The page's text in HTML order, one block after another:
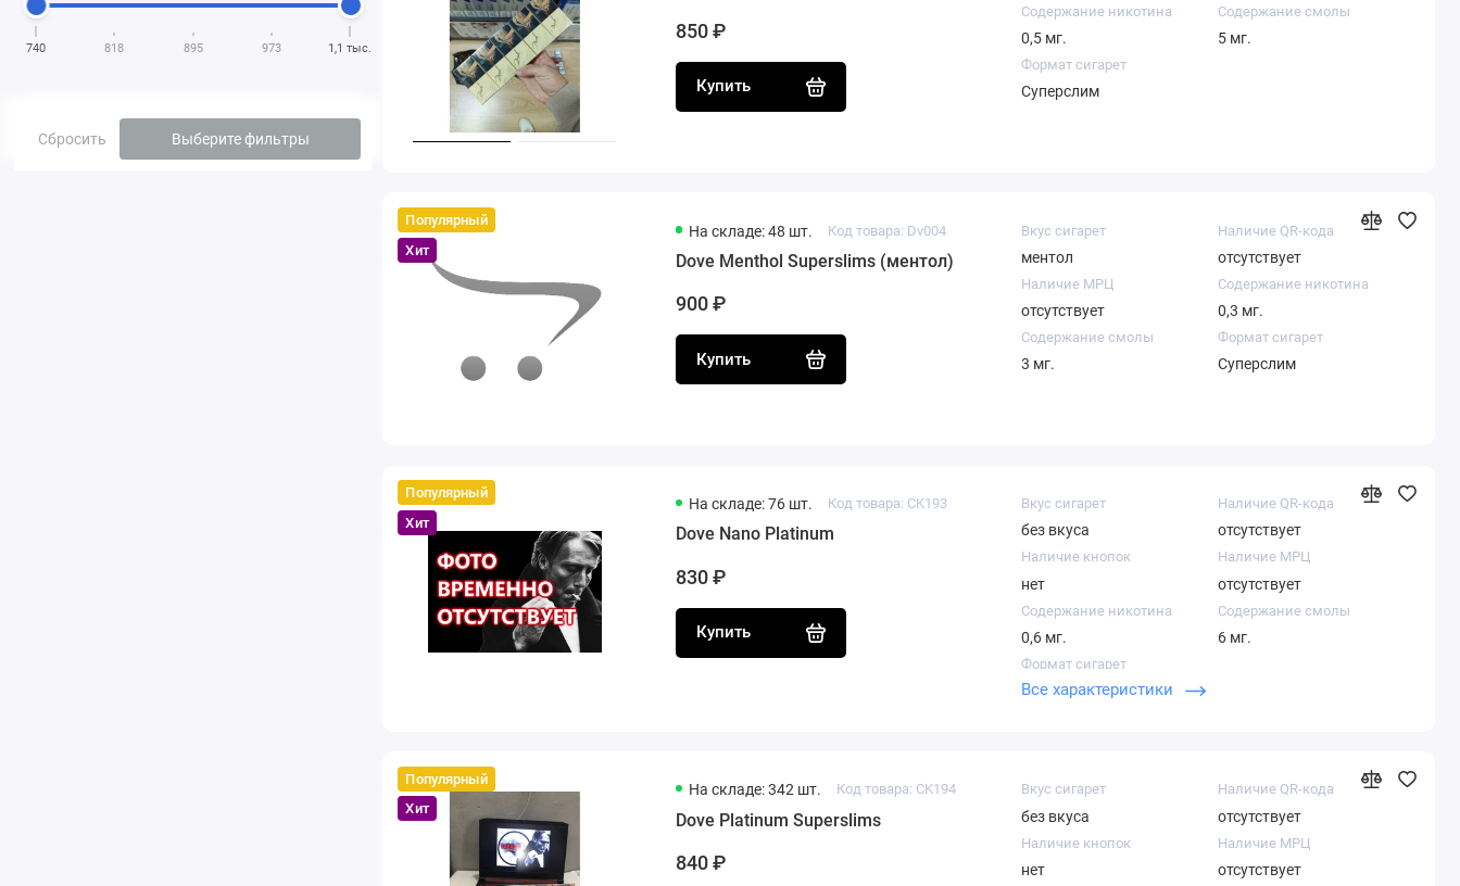
740 818 895 973 1,1 тыс.
Сбросить Выберите фильтры
850 ₽
Купить
Содержание никотина
0,5 мг.
Содержание смолы
5 мг.
Формат сигарет
Суперслим
Популярный
Хит
На складе: 48 шт. Код товара: Dv004
Dove Menthol Superslims (ментол)
900 ₽
Купить
Вкус сигарет
ментол
Наличие QR-кода
отсутствует
Наличие МРЦ
отсутствует
Содержание никотина
0,3 мг.
Содержание смолы
3 мг.
Формат сигарет
Суперслим
Популярный
Хит
На складе: 76 шт. Код товара: CK193
Dove Nano Platinum
830 ₽
Купить
Вкус сигарет
без вкуса
Наличие QR-кода
отсутствует
Наличие кнопок
нет
Наличие МРЦ
отсутствует
Содержание никотина
0,6 мг.
Содержание смолы
6 мг.
Формат сигарет
Нано
Все характеристики
Популярный
Хит
На складе: 342 шт. Код товара: CK194
Dove Platinum Superslims
840 ₽
Вкус сигарет
без вкуса
Наличие QR-кода
отсутствует
Наличие кнопок
нет
Наличие МРЦ
отсутствует